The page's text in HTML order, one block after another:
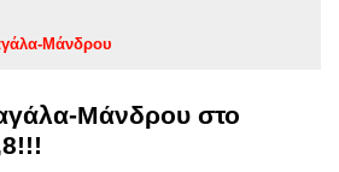
Μάνδρου
Μάνδρου στο